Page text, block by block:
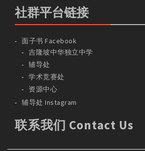
社群平台链接
面子书 Facebook
吉隆坡中华独立中学
辅导处
学术竞赛处
资源中心
辅导处 Instagram
联系我们 Contact Us